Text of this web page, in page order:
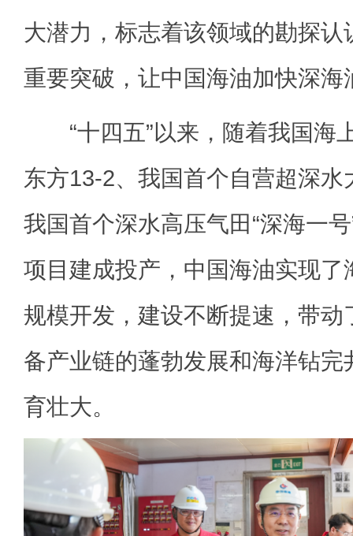
大潜力，标志着该领域的勘探
重要突破，让中国海油加快深海
“十四五”以来，随着我国海
东方13-2、我国首个自营超深水
我国首个深水高压气田“深海一
项目建成投产，中国海油实现了
规模开发，建设不断提速，带动
备产业链的蓬勃发展和海洋钻
育壮大。